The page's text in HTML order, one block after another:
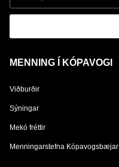
MENNING Í KÓPAVOGI
Viðburðir
Sýningar
Mekó fréttir
Menningarstefna Kópavogsbæjar